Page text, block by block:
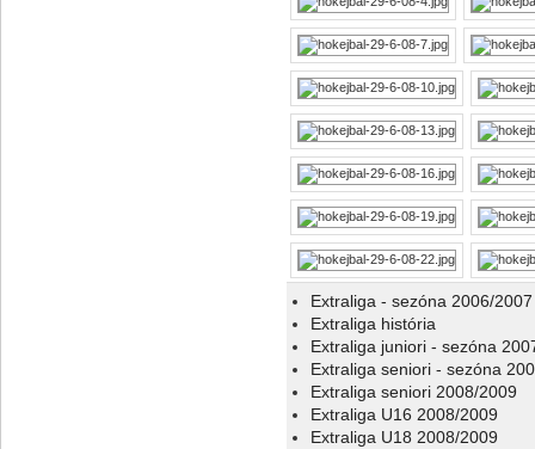
Extraliga - sezóna 2006/2007
Extraliga história
Extraliga juniori - sezóna
Extraliga seniori - sezóna
Extraliga seniori 2008/2009
Extraliga U16 2008/2009
Extraliga U18 2008/2009